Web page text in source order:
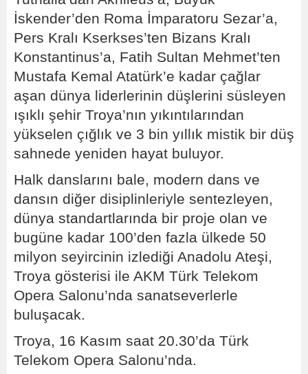
İskender’den Roma İmparatoru Sezar’a,
Pers Kralı Kserkses’ten Bizans Kralı
Konstantinus’a, Fatih Sultan Mehmet’ten
Mustafa Kemal Atatürk’e kadar çağlar
aşan dünya liderlerinin düşlerini süsleyen
ışıklı şehir Troya’nın yıkıntılarından
yükselen çığlık ve 3 bin yıllık mistik bir düş
sahnede yeniden hayat buluyor.
Halk danslarını bale, modern dans ve
dansın diğer disiplinleriyle sentezleyen,
dünya standartlarında bir proje olan ve
bugüne kadar 100’den fazla ülkede 50
milyon seyircinin izlediği Anadolu Ateşi,
Troya gösterisi ile AKM Türk Telekom
Opera Salonu’nda sanatseverlerle
buluşacak.
Troya, 16 Kasım saat 20.30’da Türk
Telekom Opera Salonu’nda.